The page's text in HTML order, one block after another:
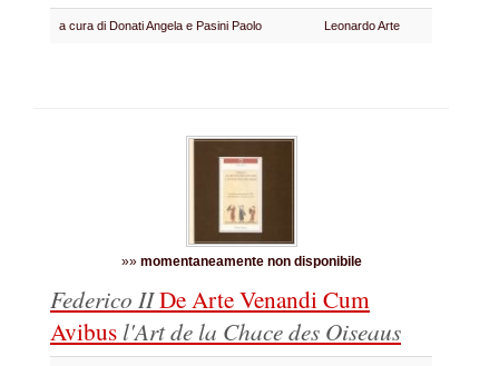
a cura di Donati Angela e Pasini Paolo Leonardo Arte
»» momentaneamente non disponibile
Federico IIDe Arte Venandi Cum
Avibus l'Art de la Chace des Oiseaus